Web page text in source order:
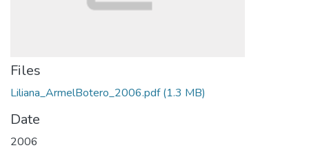
Files
Liliana_ArmelBotero_2006.pdf(1.3 MB)
Date
2006